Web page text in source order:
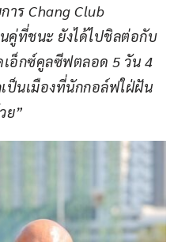
าร Chang Club
คู่ที่ชนะ ยังได้ไปชิลต่อกับ
อ็กซ์คูลซีฟตลอด 5 วัน 4
ป็นเมืองที่นักกอล์ฟใฝ่ฝัน
ย”